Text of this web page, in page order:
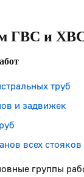
ГВС и
труб
и задвижек
всех стояков
группы